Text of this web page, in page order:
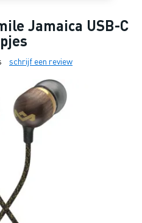
Jamaica USB-C
schrijf een review